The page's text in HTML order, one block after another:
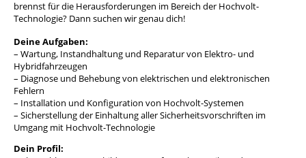
brennst für die Herausforderungen im Bereich der Hochvolt-
Technologie? Dann suchen wir genau dich!
Deine Aufgaben:
– Wartung, Instandhaltung und Reparatur von Elektro- und
Hybridfahrzeugen
– Diagnose und Behebung von elektrischen und elektronischen
Fehlern
– Installation und Konfiguration von Hochvolt-Systemen
– Sicherstellung der Einhaltung aller Sicherheitsvorschriften im
Umgang mit Hochvolt-Technologie
Dein Profil: